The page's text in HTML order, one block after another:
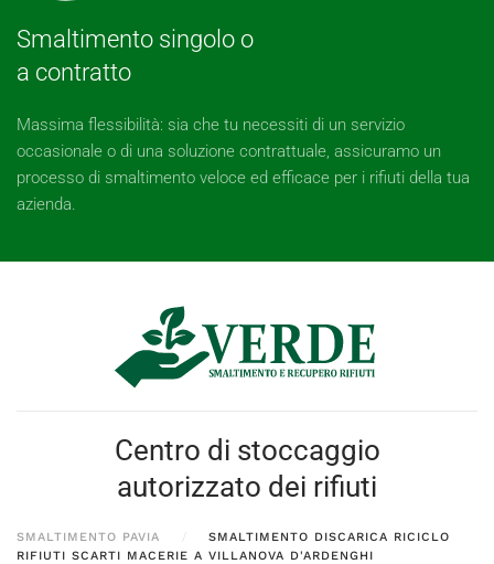
Smaltimento singolo o
a contratto
Massima flessibilità: sia che tu necessiti di un servizio
occasionale o di una soluzione contrattuale, assicuramo un
processo di smaltimento veloce ed efficace per i rifiuti della tua
azienda.
Centro di stoccaggio
autorizzato dei rifiuti
SMALTIMENTO PAVIA
SMALTIMENTO DISCARICA RICICLO
RIFIUTI SCARTI MACERIE A VILLANOVA D'ARDENGHI